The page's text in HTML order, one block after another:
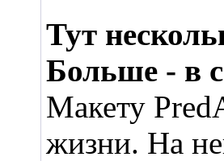
Тут
Больше - в
Макету
жизни. На